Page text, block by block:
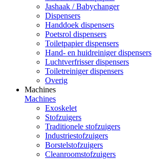
Jashaak / Babychanger
Dispensers
Handdoek dispensers
Poetsrol dispensers
Toiletpapier dispensers
Hand- en huidreiniger dispensers
Luchtverfrisser dispensers
Toiletreiniger dispensers
Overig
Machines
Machines
Exoskelet
Stofzuigers
Traditionele stofzuigers
Industriestofzuigers
Borstelstofzuigers
Cleanroomstofzuigers